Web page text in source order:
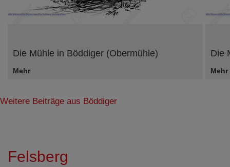
Die Mühle in Böddiger (Obermühle)
Mehr
Die
Mehr
Weitere Beiträge aus Böddiger
Felsberg